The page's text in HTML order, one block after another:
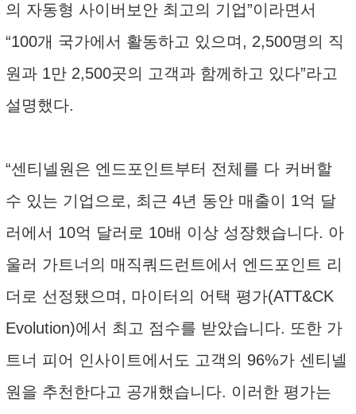
의 자동형 사이버보안 최고의 기업”이라면서
“100개 국가에서 활동하고 있으며, 2,500명의 직
원과 1만 2,500곳의 고객과 함께하고 있다”라고
설명했다.
“센티넬원은 엔드포인트부터 전체를 다 커버할
수 있는 기업으로, 최근 4년 동안 매출이 1억 달
러에서 10억 달러로 10배 이상 성장했습니다. 아
울러 가트너의 매직쿼드런트에서 엔드포인트 리
더로 선정됐으며, 마이터의 어택 평가(ATT&CK
Evolution)에서 최고 점수를 받았습니다. 또한 가
트너 피어 인사이트에서도 고객의 96%가 센티넬
원을 추천한다고 공개했습니다. 이러한 평가는